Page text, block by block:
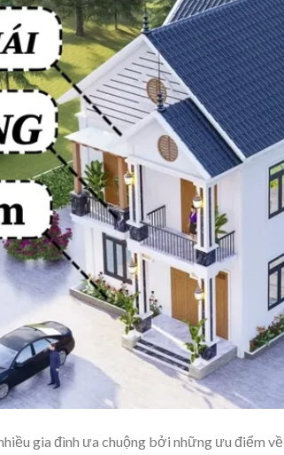
gia đình ưa chuộng bởi những ưu điểm